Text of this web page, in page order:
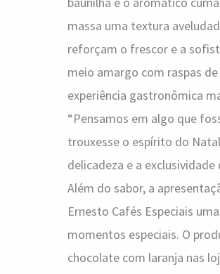
massa uma textura
reforçam o frescor e a
meio amargo com raspas
experiência gastronômica
“Pensamos em algo que
trouxesse o espírito do
delicadeza e a
Além do sabor, a
Ernesto Cafés Especiais
momentos especiais. O
chocolate com laranja nas